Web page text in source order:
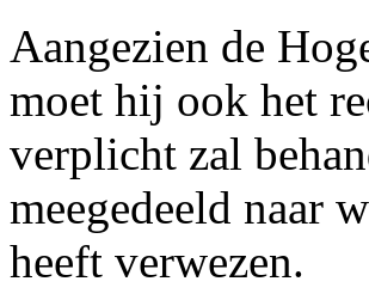
Aangezien de
moet hij ook het
verplicht zal
meegedeeld naar
heeft verwezen.